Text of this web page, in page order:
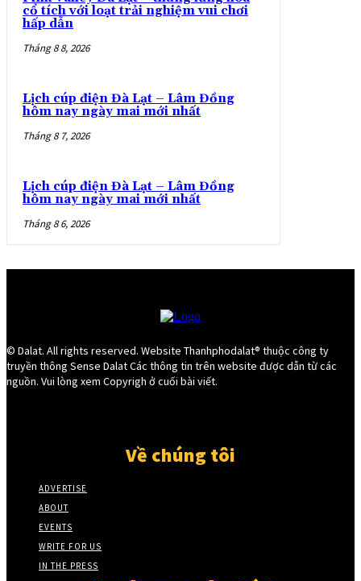
cổ tích với loạt trải nghiệm vui chơi
hấp dẫn
Tháng 8 8, 2026
Lịch cúp điện Đà Lạt – Lâm Đồng
hôm nay ngày mai mới nhất
Tháng 8 7, 2026
Lịch cúp điện Đà Lạt – Lâm Đồng
hôm nay ngày mai mới nhất
Tháng 8 6, 2026
© Dalat. All rights reserved. Website Thanhphodalat® thuộc công ty
truyền thông Sense Dalat Các thông tin trên website được dẫn từ các
nguồn. Vui lòng xem Copyrigh ở cuối bài viết.
Về chúng tôi
ADVERTISE
ABOUT
EVENTS
WRITE FOR US
IN THE PRESS